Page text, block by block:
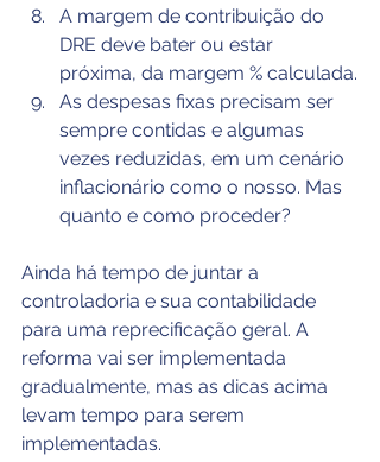
A margem de contribuição do
DRE deve bater ou estar
próxima, da margem % calculada.
As despesas fixas precisam ser
sempre contidas e algumas
vezes reduzidas, em um cenário
inflacionário como o nosso. Mas
quanto e como proceder?
Ainda há tempo de juntar a
controladoria e sua contabilidade
para uma reprecificação geral. A
reforma vai ser implementada
gradualmente, mas as dicas acima
levam tempo para serem
implementadas.